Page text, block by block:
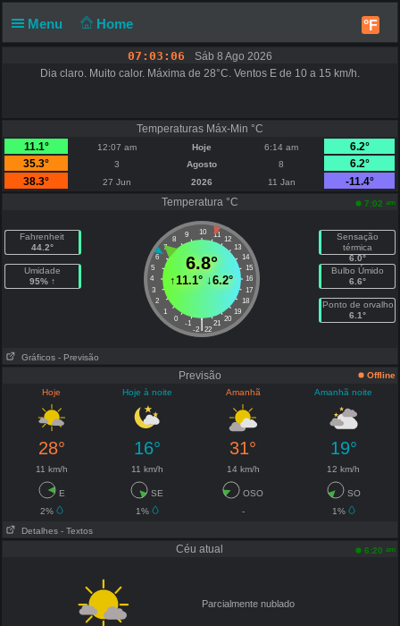
Menu Home °F
07:03:06
Sáb 8 Ago 2026
Dia claro. Muito calor. Máxima de 28°C. Ventos E de 10 a 15 km/h.
Temperaturas Máx-Min °C
11.1°
12:07 am Hoje 6:14 am
6.2°
35.3°
3 Agosto 8
6.2°
38.3°
27 Jun 2026 11 Jan
-11.4°
Temperatura °C
7:02 am
Fahrenheit
44.2°
Umidade
95% ↑
10
9 11
8
12
7
13
6
14
5
15
4
16
3
17
2
18
1
19
0
20
-1 21
|
-2 22
6.8°
↑11.1° ↓6.2°
Sensação
térmica
6.0°
Bulbo Úmido
6.6°
Ponto de orvalho
6.1°
Gráficos - Previsão
Previsão
Offline
Hoje
Hoje à noite Amanhã Amanhã noite
28° 16° 31° 19°
11 km/h 11 km/h 14 km/h 12 km/h
E SE OSO
SO
2%
1% -
1%
Detalhes - Textos
Céu atual 6:20 am
Parcialmente nublado